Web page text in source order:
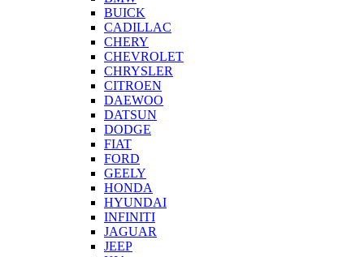
BUICK
CADILLAC
CHERY
CHEVROLET
CHRYSLER
CITROEN
DAEWOO
DATSUN
DODGE
FIAT
FORD
GEELY
HONDA
HYUNDAI
INFINITI
JAGUAR
JEEP